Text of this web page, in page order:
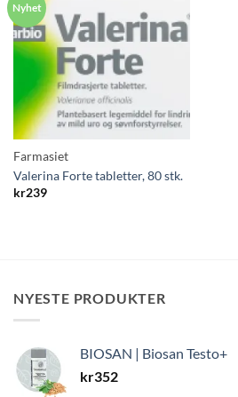
Farmasiet
Valerina Forte tabletter, 80 stk.
kr239
NYESTE PRODUKTER
BIOSAN | Biosan Testo+
kr352